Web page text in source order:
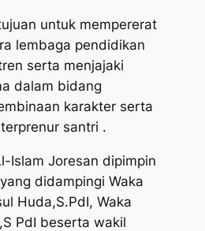
untuk mempererat
lembaga pendidikan
serta menjajaki
dalam bidang
karakter serta
santri .
Islam Joresan dipimpin
didampingi Waka
Huda,S.PdI, Waka
PdI beserta wakil